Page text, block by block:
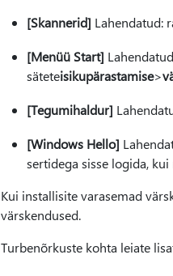
[Skannerid] Lahendatud:
[Menüü Start]
säteteisikupärastamise>
[Tegumihaldur]
[Windows Hello]
sertidega sisse logida,
Kui installisite varasemad
värskendused.
Turbenõrkuste kohta leiate